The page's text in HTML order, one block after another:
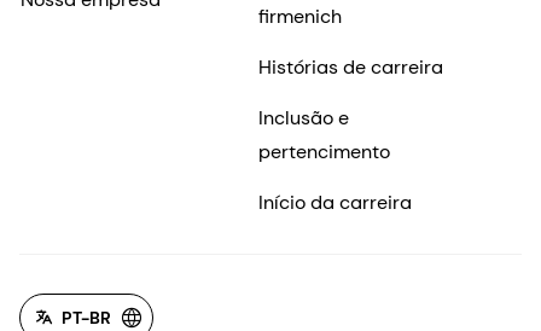
firmenich
Histórias de carreira
Inclusão e
pertencimento
Início da carreira
PT-BR